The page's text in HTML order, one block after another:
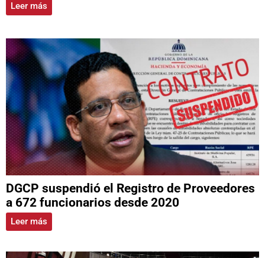
Leer más
DGCP suspendió el Registro de Proveedores
a 672 funcionarios desde 2020
Leer más